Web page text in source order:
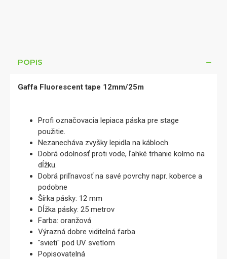
POPIS
Gaffa Fluorescent tape 12mm/25m
Profi označovacia lepiaca páska pre stage
použitie.
Nezanecháva zvyšky lepidla na kábloch.
Dobrá odolnosť proti vode, ľahké trhanie kolmo na
dĺžku.
Dobrá priľnavosť na savé povrchy napr. koberce a
podobne
Šírka pásky: 12 mm
Dĺžka pásky: 25 metrov
Farba: oranžová
Výrazná dobre viditelná farba
"svieti" pod UV svetlom
Popisovatelná